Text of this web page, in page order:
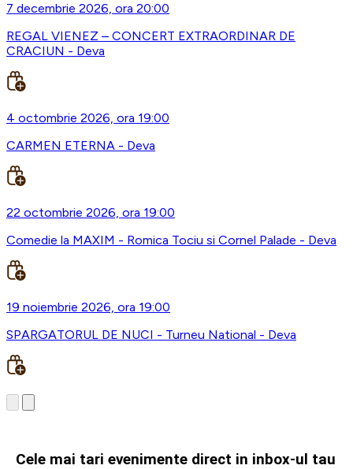
7 decembrie 2026, ora 20:00
REGAL VIENEZ – CONCERT EXTRAORDINAR DE
CRACIUN - Deva
4 octombrie 2026, ora 19:00
CARMEN ETERNA - Deva
22 octombrie 2026, ora 19:00
Comedie la MAXIM - Romica Tociu si Cornel Palade - Deva
19 noiembrie 2026, ora 19:00
SPARGATORUL DE NUCI - Turneu National - Deva
Cele mai tari evenimente direct in inbox-ul tau